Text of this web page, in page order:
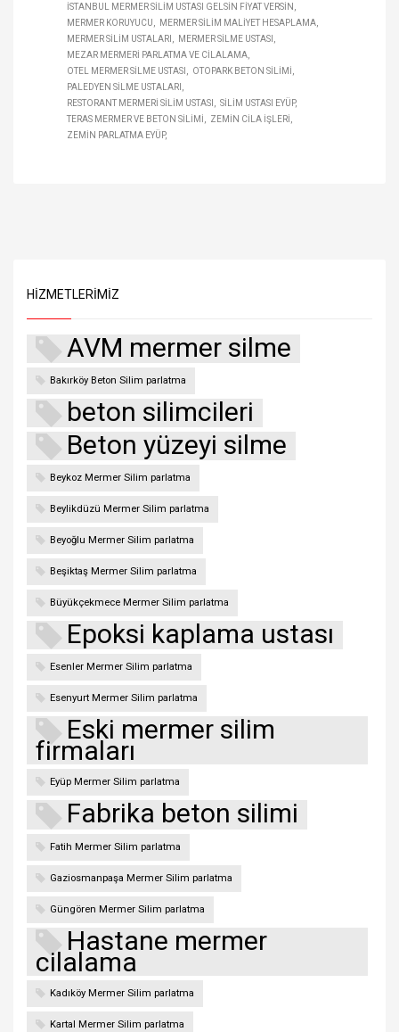
İSTANBUL MERMER SILIM USTASI GELSIN FIYAT VERSIN
MERMER KORUYUCU
MERMER SILIM MALIYET HESAPLAMA
MERMER SILIM USTALARI
MERMER SILME USTASI
MEZAR MERMERI PARLATMA VE CILALAMA
OTEL MERMER SILME USTASI
OTOPARK BETON SILIMI
PALEDYEN SILME USTALARI
RESTORANT MERMERI SILIM USTASI
SILIM USTASI EYÜP
TERAS MERMER VE BETON SILIMI
ZEMIN CILA IŞLERI
ZEMIN PARLATMA EYÜP
HIZMETLERIMIZ
AVM mermer silme
Bakırköy Beton Silim parlatma
beton silimcileri
Beton yüzeyi silme
Beykoz Mermer Silim parlatma
Beylikdüzü Mermer Silim parlatma
Beyoğlu Mermer Silim parlatma
Beşiktaş Mermer Silim parlatma
Büyükçekmece Mermer Silim parlatma
Epoksi kaplama ustası
Esenler Mermer Silim parlatma
Esenyurt Mermer Silim parlatma
Eski mermer silim
firmaları
Eyüp Mermer Silim parlatma
Fabrika beton silimi
Fatih Mermer Silim parlatma
Gaziosmanpaşa Mermer Silim parlatma
Güngören Mermer Silim parlatma
Hastane mermer
cilalama
Kadıköy Mermer Silim parlatma
Kartal Mermer Silim parlatma